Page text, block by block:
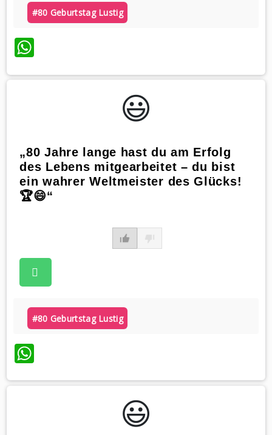
#80 Geburtstag Lustig
WhatsApp
😃️
„80 Jahre lange hast du am Erfolg
des Lebens mitgearbeitet – du bist
ein wahrer Weltmeister des Glücks!
🏆😄“
#80 Geburtstag Lustig
WhatsApp
😃️